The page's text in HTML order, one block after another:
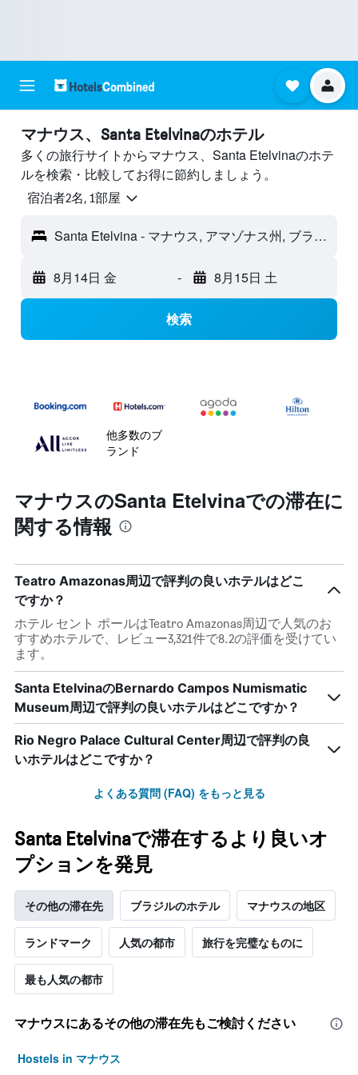
マナウス、Santa Etelvinaのホテル
多くの旅行サイトからマナウス、Santa Etelvinaのホテ
ルを検索・比較してお得に節約しましょう。
宿泊者2名, 1​部屋
Santa Etelvina - マナウス, アマゾナス州, ブラジル
8月14日 金 - 8月15日 土
検索
他多数のブ
ランド
マナウスのSanta Etelvinaでの滞在に
関する情報
Teatro Amazonas周辺で評判の良いホテルはどこ
ですか？
ホテル セント ポールはTeatro Amazonas周辺で人気のお
すすめホテルで、レビュー3,321件で8.2の評価を受けてい
ます。
Santa EtelvinaのBernardo Campos Numismatic
Museum周辺で評判の良いホテルはどこですか？
Rio Negro Palace Cultural Center周辺で評判の良
いホテルはどこですか？
よくある質問 (FAQ) をもっと見る
Santa Etelvinaで滞在するより良いオ
プションを発見
その他の滞在先 ブラジルのホテル マナウスの地区
ランドマーク 人気の都市 旅行を完璧なものに
最も人気の都市
マナウス​にあるその他の滞在先もご検討ください
Hostels in マナウス